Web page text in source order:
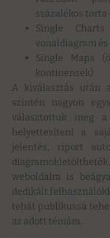
százalékos
Single Charts
vonaldiagram
Single Maps
kontinensek)
A kiválasztás után
szintén nagyon
választottuk meg
helyettesíteni a
jelentés, riport
weboldalra is
dedikált
tehát publikussá
az adott témára.